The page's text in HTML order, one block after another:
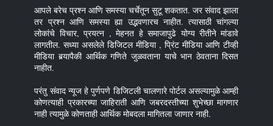
आपले बरेच प्रश्न आणि समस्या चर्चेतून सुटू शकतात. जर संवाद झाला
तर प्रश्न आणि समस्या ह्या उद्भवणारच नाहीत. त्यासाठी चांगल्या
लोकांचे विचार, प्रयत्न , मेहनत हे समाजापुढे योग्य रीतीने मांडावे
लागतील. सध्या असलेले डिजिटल मीडिया , प्रिंट मीडिया आणि टीव्ही
मीडिया बर्‍यापैकी आर्थिक गणिते जुळवताना याचे भान ठेवताना दिसत
नाहीत.
परंतु संवाद न्यूज हे पुर्णपणे डिजिटली चालणारे पोर्टल असल्यामुळे आम्ही
कोणत्याही प्रकारच्या जाहिराती आणि जबरदस्तीच्या शुभेच्छा मागणार
नाही त्यामुळे कोणताही आर्थिक मोबदला मागितला जाणार नाही.